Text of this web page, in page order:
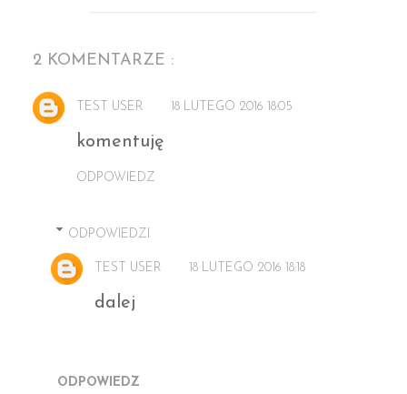
2 KOMENTARZE :
TEST USER 18 LUTEGO 2016 18:05
komentuję
ODPOWIEDZ
ODPOWIEDZI
TEST USER 18 LUTEGO 2016 18:18
dalej
ODPOWIEDZ